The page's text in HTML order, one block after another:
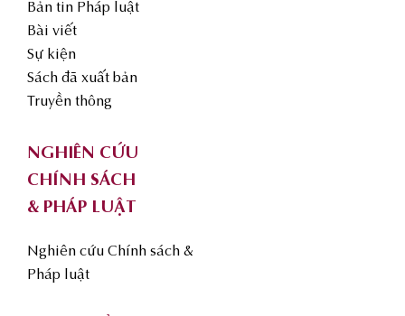
Bản tin Pháp luật
Bài viết
Sự kiện
Sách đã xuất bản
Truyền thông
NGHIÊN CỨU
CHÍNH SÁCH
& PHÁP LUẬT
Nghiên cứu Chính sách &
Pháp luật